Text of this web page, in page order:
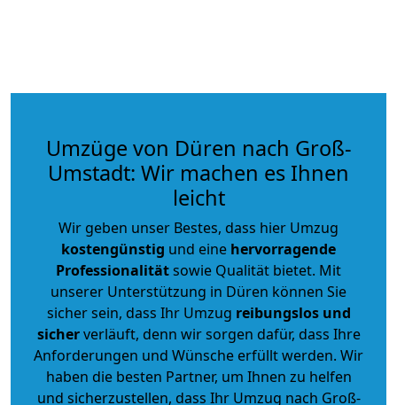
Umzüge von Düren nach Groß-
Umstadt: Wir machen es Ihnen
leicht
Wir geben unser Bestes, dass hier Umzug
kostengünstig und eine hervorragende
Professionalitätsowie Qualität bietet. Mit
unserer Unterstützung in Düren können Sie
sicher sein, dass Ihr Umzug reibungslos und
sicherverläuft, denn wir sorgen dafür, dass Ihre
Anforderungen und Wünsche erfüllt werden. Wir
haben die besten Partner, um Ihnen zu helfen
und sicherzustellen, dass Ihr Umzug nach Groß-